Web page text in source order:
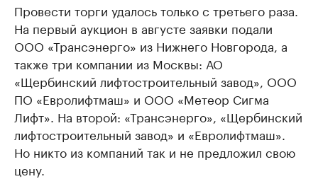
Провести торги удалось только с третьего раза.
На первый аукцион в августе заявки подали
ООО «Трансэнерго» из Нижнего Новгорода, а
также три компании из Москвы: АО
«Щербинский лифтостроительный завод», ООО
ПО «Евролифтмаш» и ООО «Метеор Сигма
Лифт». На второй: «Трансэнерго», «Щербинский
лифтостроительный завод» и «Евролифтмаш».
Но никто из компаний так и не предложил свою
цену.